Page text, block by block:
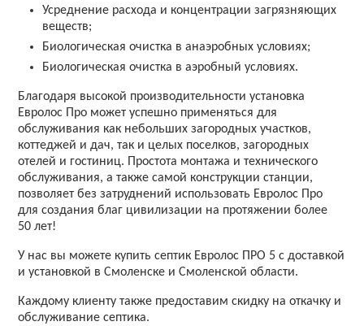
Усреднение расхода и концентрации загрязняющих
веществ;
Биологическая очистка в анаэробных условиях;
Биологическая очистка в аэробный условиях.
Благодаря высокой производительности установка
Евролос Про может успешно применяться для
обслуживания как небольших загородных участков,
коттеджей и дач, так и целых поселков, загородных
отелей и гостиниц. Простота монтажа и технического
обслуживания, а также самой конструкции станции,
позволяет без затруднений использовать Евролос Про
для создания благ цивилизации на протяжении более
50 лет!
У нас вы можете купить септик Евролос ПРО 5 с доставкой
и установкой в Смоленске и Смоленской области.
Каждому клиенту также предоставим скидку на откачку и
обслуживание септика.